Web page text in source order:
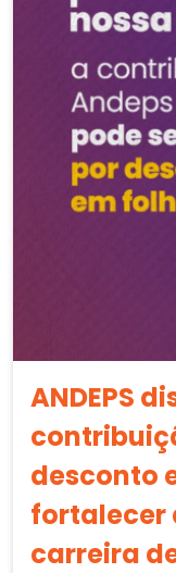
ANDEPS
desconto
fortalecer
carreira